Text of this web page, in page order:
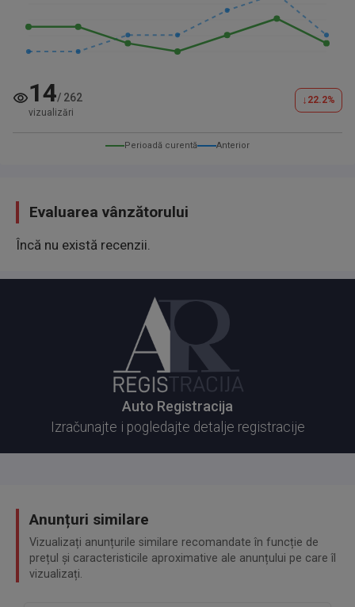
14/ 262
vizualizări
↓ 22.2%
Perioadă curentă Anterior
Evaluarea vânzătorului
Încă nu există recenzii.
Auto Registracija
Izračunajte i pogledajte detalje registracije
Anunțuri similare
Vizualizați anunțurile similare recomandate în funcție de
prețul și caracteristicile aproximative ale anunțului pe care îl
vizualizați.